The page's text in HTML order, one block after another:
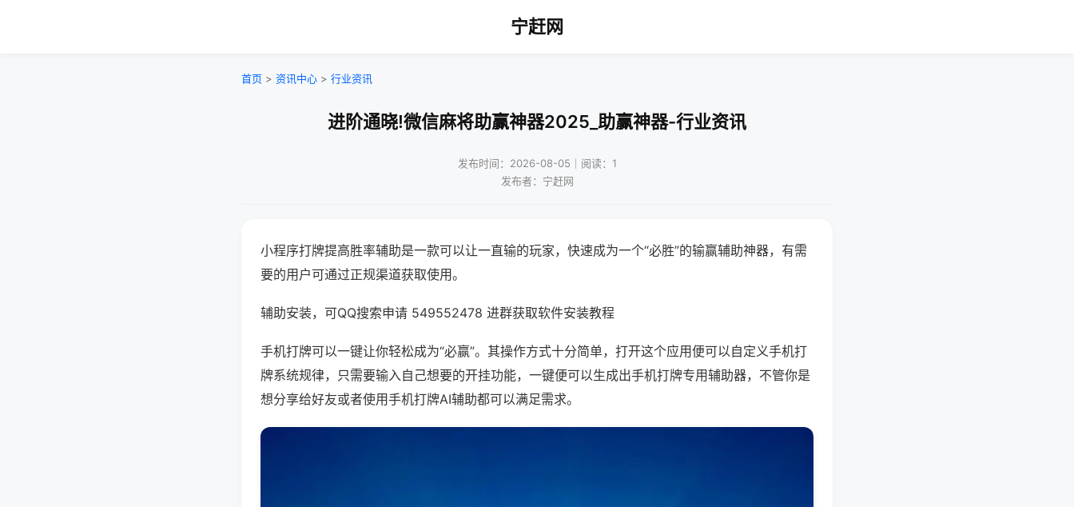
宁赶网
首页 > 资讯中心 > 行业资讯
进阶通晓!微信麻将助赢神器2025_助赢神器-行业资讯
发布时间：2026-08-05｜阅读：1
发布者：宁赶网
小程序打牌提高胜率辅助是一款可以让一直输的玩家，快速成为一个“必胜”的输赢辅助神器，有需
要的用户可通过正规渠道获取使用。
辅助安装，可QQ搜索申请 549552478 进群获取软件安装教程
手机打牌可以一键让你轻松成为“必赢”。其操作方式十分简单，打开这个应用便可以自定义手机打
牌系统规律，只需要输入自己想要的开挂功能，一键便可以生成出手机打牌专用辅助器，不管你是
想分享给好友或者使用手机打牌AI辅助都可以满足需求。